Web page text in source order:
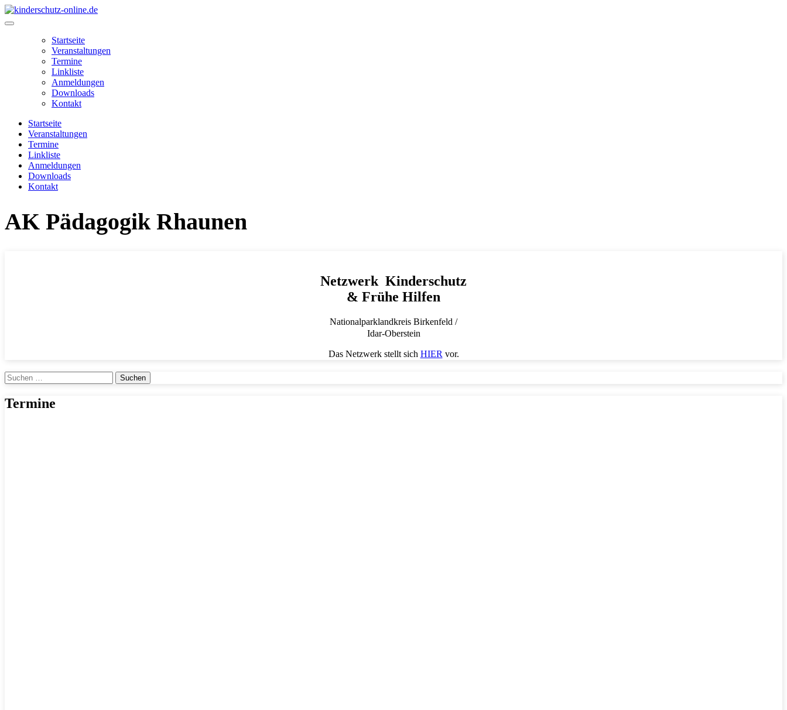
Zum
Inhalt
Main
Startseite
Veranstaltungen
Termine
Linkliste
Anmeldungen
Downloads
Kontakt
Startseite
Veranstaltungen
Termine
Linkliste
Anmeldungen
Downloads
Kontakt
AK Pädagogik Rhaunen
Netzwerk Kinderschutz
& Frühe Hilfen
Nationalparklandkreis Birkenfeld /
Idar-Oberstein
Das Netzwerk stellt sich HIERvor.
Suchen
nach:
Termine